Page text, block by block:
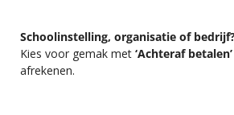
Schoolinstelling, organisatie of
Kies voor gemak met ‘Achteraf betalen’
afrekenen.